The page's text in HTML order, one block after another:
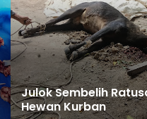
Julok Sembelih
Hewan Kurban